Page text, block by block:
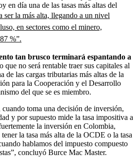
en día una de las tasas más altas del
ser la más alta, llegando a un nivel
en sectores como el minero,
%”.
tan brusco terminará espantando a
que no será rentable traer sus capitales al
de las cargas tributarias más altas de la
para la Cooperación y el Desarrollo
del que se es miembro.
toma una decisión de inversión,
y por supuesto mide la tasa impositiva a
la inversión en Colombia,
la tasa más alta de la OCDE o la tasa
hablamos del impuesto compuesto
concluyó Burce Mac Master.